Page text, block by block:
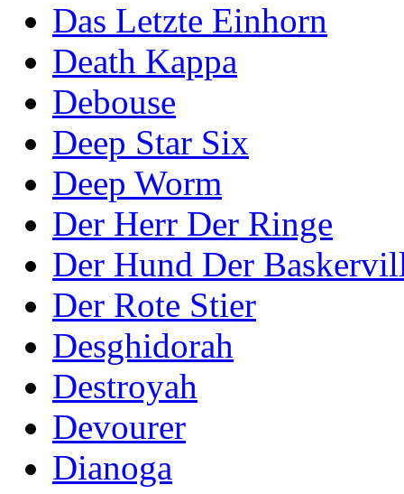
Das Letzte Einhorn
Death Kappa
Debouse
Deep Star Six
Deep Worm
Der Herr Der Ringe
Der Hund Der
Der Rote Stier
Desghidorah
Destroyah
Devourer
Dianoga